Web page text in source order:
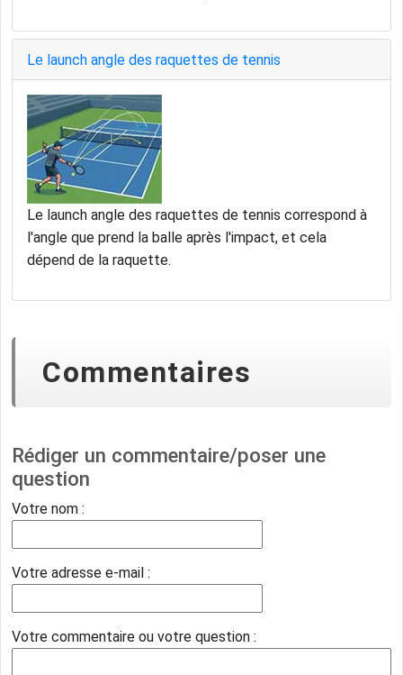
Le launch angle des raquettes de tennis
Le launch angle des raquettes de tennis correspond à
l'angle que prend la balle après l'impact, et cela
dépend de la raquette.
Commentaires
Rédiger un commentaire/poser une
question
Votre nom :
Votre adresse e-mail :
Votre commentaire ou votre question :